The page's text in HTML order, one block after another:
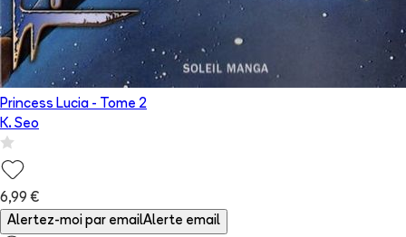
Princess Lucia - Tome 2
K. Seo
6,99 €
Alertez-moi par emailAlerte email